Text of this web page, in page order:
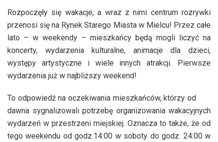
Rozpoczęły się wakacje, a wraz z nimi centrum rozrywki
przenosi się na Rynek Starego Miasta w Mielcu! Przez całe
lato – w weekendy – mieszkańcy będą mogli liczyć na
koncerty, wydarzenia kulturalne, animacje dla dzieci,
występy artystyczne i wiele innych atrakcji. Pierwsze
wydarzenia już w najbliższy weekend!
To odpowiedź na oczekiwania mieszkańców, którzy od
dawna sygnalizowali potrzebę organizowania wakacyjnych
wydarzeń w przestrzeni miejskiej. Oznacza to także, że od
tego weekendu od godz.14:00 w soboty do godz. 24:00 w